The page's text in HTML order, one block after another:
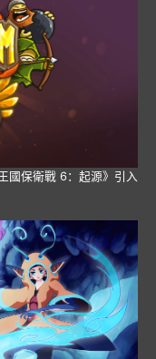
國保衛戰 6：起源》引入